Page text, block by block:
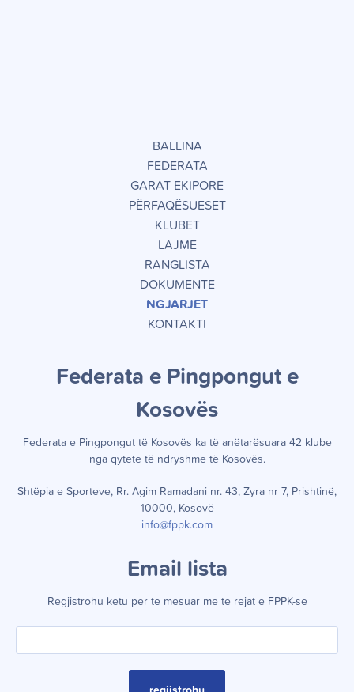
BALLINA
FEDERATA
GARAT EKIPORE
PËRFAQËSUESET
KLUBET
LAJME
RANGLISTA
DOKUMENTE
NGJARJET
KONTAKTI
Federata e Pingpongut e
Kosovës
Federata e Pingpongut të Kosovës ka të anëtarësuara 42 klube
nga qytete të ndryshme të Kosovës.
Shtëpia e Sporteve, Rr. Agim Ramadani nr. 43, Zyra nr 7, Prishtinë,
10000, Kosovë
info@fppk.com
Email lista
Regjistrohu ketu per te mesuar me te rejat e FPPK-se